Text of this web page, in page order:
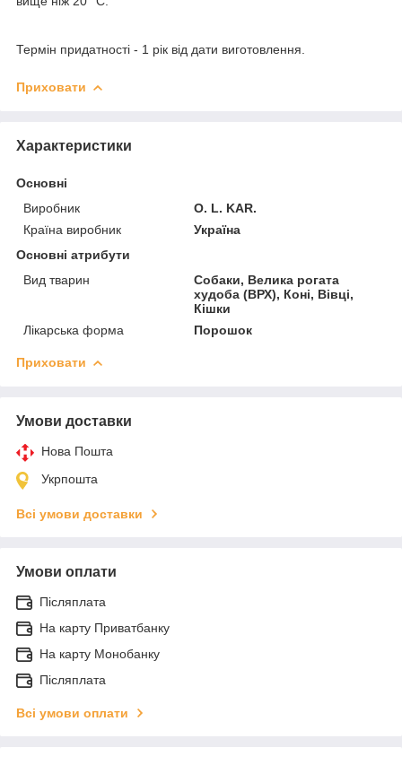
Термін придатності - 1 рік від дати виготовлення.
Приховати
Характеристики
Основні
Виробник
O. L. KAR.
Країна виробник
Україна
Основні атрибути
Вид тварин
Собаки, Велика рогата
худоба (ВРХ), Коні, Вівці,
Кішки
Лікарська форма
Порошок
Приховати
Умови доставки
Нова Пошта
Укрпошта
Всі умови доставки
Умови оплати
Післяплата
На карту Приватбанку
На карту Монобанку
Післяплата
Всі умови оплати